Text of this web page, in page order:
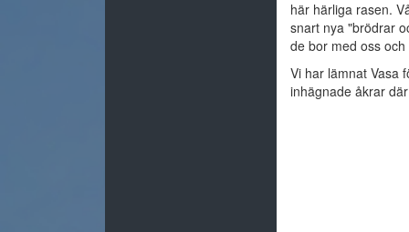
här härliga rasen.
snart nya "brödrar
de bor med oss
Vi har lämnat Vasa
inhägnade åkrar